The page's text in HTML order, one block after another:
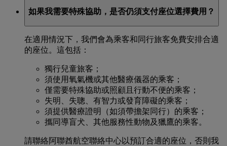
如果我需要特殊協助，是否仍須支付座位選擇費用？
在適用情況下，我們會為乘客和同行旅客免費安排合適
的座位。這包括：
獨行兒童旅客；
須使用氧氣機或其他醫療儀器的乘客；
僅需要特殊協助或照顧且行動不便的乘客；
失明、失聰、有智力或發育障礙的乘客；
須提供醫療證明（如須帶擔架同行）的乘客；
攜同導盲犬、其他服務性動物及獵鷹的乘客。
請聯絡阿聯酋航空聯絡中心以預訂合適的座位，否則我